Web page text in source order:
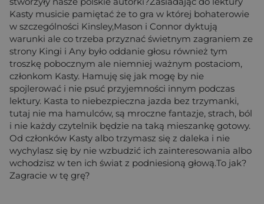
Kasty musicie pamiętać że to gra w której bohaterowie
w szczególności Kinsley,Mason i Connor dyktują
warunki ale co trzeba przyznać świetnym zagraniem ze
strony Kingi i Any było oddanie głosu również tym
troszkę pobocznym ale niemniej ważnym postaciom,
członkom Kasty. Hamuję się jak mogę by nie
spojlerować i nie psuć przyjemności innym podczas
lektury. Kasta to niebezpieczna jazda bez trzymanki,
tutaj nie ma hamulców, są mroczne fantazje, strach, ból
i nie każdy czytelnik będzie na taką mieszankę gotowy.
Od członków Kasty albo trzymasz się z daleka i nie
wychylasz się by nie wzbudzić ich zainteresowania albo
wchodzisz w ten ich świat z podniesioną głową.To jak?
Zagracie w tę grę?